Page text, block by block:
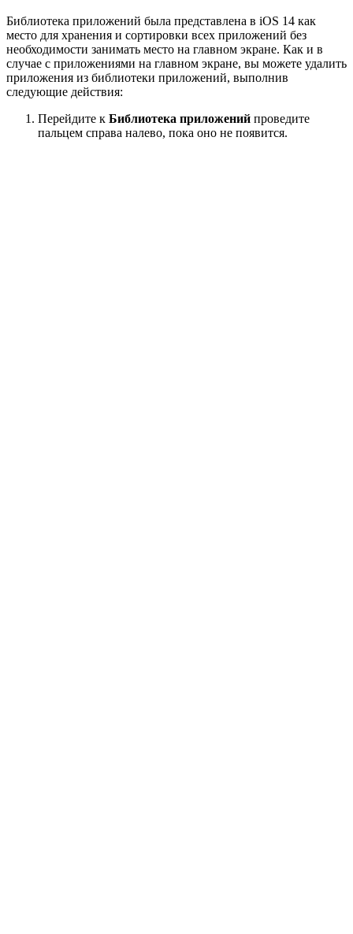
Библиотека приложений была представлена в iOS 14 как
место для хранения и сортировки всех приложений без
необходимости занимать место на главном экране. Как и в
случае с приложениями на главном экране, вы можете удалить
приложения из библиотеки приложений, выполнив
следующие действия:
Перейдите к Библиотека приложений проведите
пальцем справа налево, пока оно не появится.